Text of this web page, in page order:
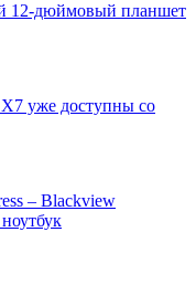
12-дюймовый планшет
уже доступны со
– Blackview